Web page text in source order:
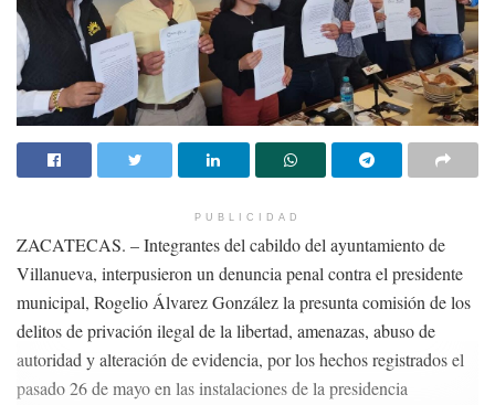
PUBLICIDAD
ZACATECAS. – Integrantes del cabildo del ayuntamiento de
Villanueva, interpusieron un denuncia penal contra el presidente
municipal, Rogelio Álvarez González la presunta comisión de los
delitos de privación ilegal de la libertad, amenazas, abuso de
autoridad y alteración de evidencia, por los hechos registrados el
pasado 26 de mayo en las instalaciones de la presidencia